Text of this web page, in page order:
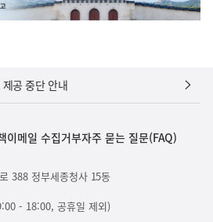
공 중단 안내
이메일 수집거부자주 묻는 질문(FAQ)
388 정부세종청사 15동
- 18:00, 공휴일 제외)